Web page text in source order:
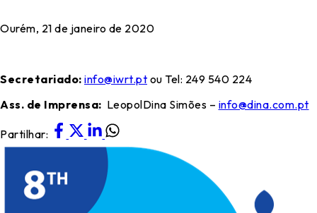
Ourém, 21 de janeiro de 2020
Secretariado: info@iwrt.pt ou Tel: 249 540 224
Ass. de Imprensa: LeopolDina Simões – info@dina.com.pt
Partilhar: